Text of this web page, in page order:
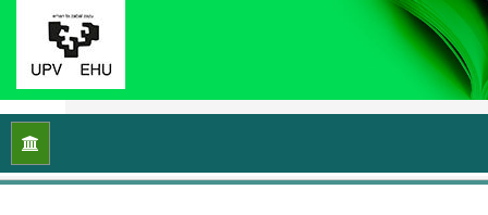
Inicio